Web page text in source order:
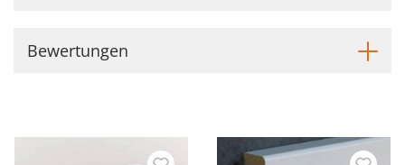
Bewertungen